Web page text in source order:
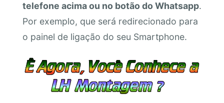
telefone acima ou no botão do Whatsapp.
Por exemplo, que será redirecionado para
o painel de ligação do seu Smartphone.